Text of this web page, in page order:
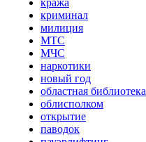
кража
криминал
милиция
МТС
МЧС
наркотики
новый год
областная библиотека
облисполком
открытие
паводок